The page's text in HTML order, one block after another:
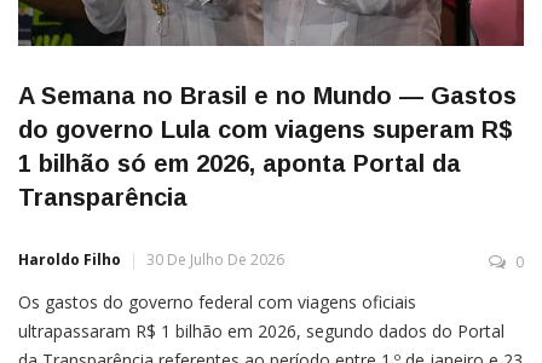
A Semana no Brasil e no Mundo — Gastos
do governo Lula com viagens superam R$
1 bilhão só em 2026, aponta Portal da
Transparência
Haroldo Filho 30 De Julho De 2026 0
Os gastos do governo federal com viagens oficiais
ultrapassaram R$ 1 bilhão em 2026, segundo dados do Portal